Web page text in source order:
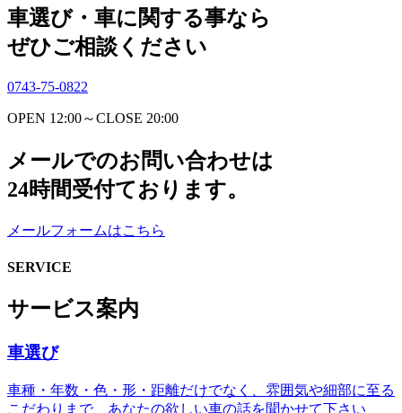
車選び・車に関する事なら
ぜひご相談ください
0743-75-0822
OPEN 12:00～CLOSE 20:00
メールでのお問い合わせは
24時間受付ております。
メールフォームはこちら
SERVICE
サービス案内
車選び
車種・年数・色・形・距離だけでなく、雰囲気や細部に至る
こだわりまで、あなたの欲しい車の話を聞かせて下さい